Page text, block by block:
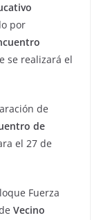
por
se realizará el
de
de
el 27 de
Fuerza
Vecino